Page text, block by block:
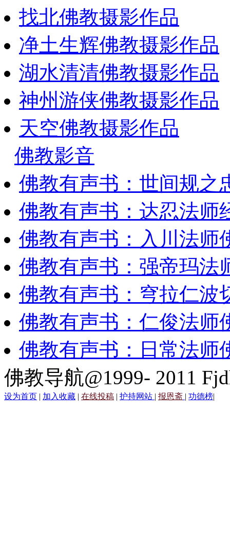
找北佛教摄影作品
净土生辉佛教摄影作品
湖水清清佛教摄影作品
神州游侠佛教摄影作品
天空佛教摄影作品
佛教影音
佛教有声书：世间规
佛教有声书：达忍法师
佛教有声书：入川法师
佛教有声书：强帝玛法
佛教有声书：穹拉仁波
佛教有声书：仁俊法师
佛教有声书：日常法师
佛教导航@1999- 2011
设为首页 | 加入收藏 | 在线投稿 | 护持网站 | 报恩斋 | 功德榜|